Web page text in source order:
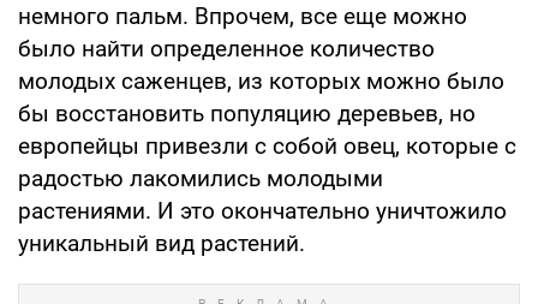
немного пальм. Впрочем, все еще можно
было найти определенное количество
молодых саженцев, из которых можно было
бы восстановить популяцию деревьев, но
европейцы привезли с собой овец, которые с
радостью лакомились молодыми
растениями. И это окончательно уничтожило
уникальный вид растений.